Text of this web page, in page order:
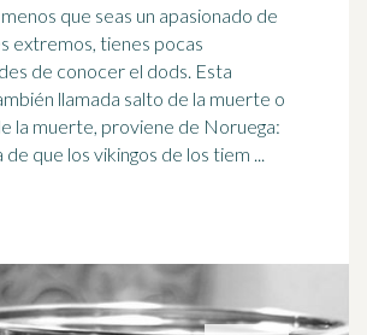
menos que seas un apasionado de
extremos, tienes pocas
de conocer el dods. Esta
llamada salto de la muerte o
la muerte, proviene de Noruega:
de que los vikingos de los tiem ...